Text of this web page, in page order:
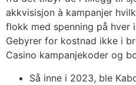
akkvisisjon à kampanjer
flokk med spenning på hver
Gebyrer for kostnad ikke i
Casino kampanjekoder og
Så inne i 2023, ble